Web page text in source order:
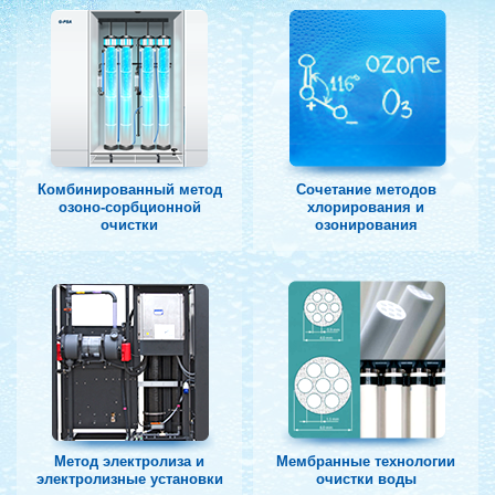
Комбинированный метод
озоно-сорбционной
очистки
Сочетание методов
хлорирования и
озонирования
Метод электролиза и
электролизные установки
Мембранные технологии
очистки воды